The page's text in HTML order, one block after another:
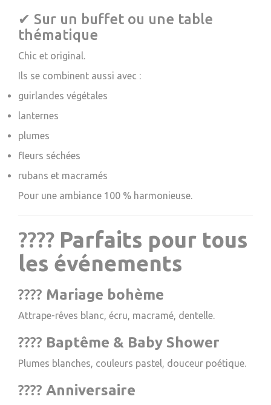
✔ Sur un buffet ou une table
thématique
Chic et original.
Ils se combinent aussi avec :
guirlandes végétales
lanternes
plumes
fleurs séchées
rubans et macramés
Pour une ambiance 100 % harmonieuse.
???? Parfaits pour tous
les événements
???? Mariage bohème
Attrape-rêves blanc, écru, macramé, dentelle.
???? Baptême & Baby Shower
Plumes blanches, couleurs pastel, douceur poétique.
???? Anniversaire